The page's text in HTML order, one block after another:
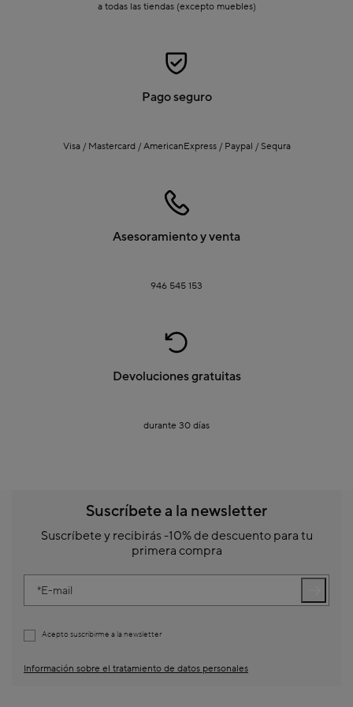
reflejan tu estilo único!a todas las tiendas (excepto muebles)
Pago seguro
Visa / Mastercard / AmericanExpress / Paypal / Sequra
Asesoramiento y venta
946 545 153
Devoluciones gratuitas
durante 30 días
Suscríbete a la newsletter
Suscríbete y recibirás -10% de descuento para tu
primera compra
E-mail
Acepto suscribirme a la newsletter
Información sobre el tratamiento de datos personales